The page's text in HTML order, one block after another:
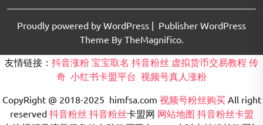
Proudly powered by WordPress | Publisher WordPress
Theme By TheMagnifico.
友情链接： 抖音涨粉 宝宝取名 抖音粉丝 虚拟货币交易教程 传
奇 小红书卡盟平台 视频号真人涨粉
CopyRight @ 2018-2025 himfsa.com 视频号粉丝购买All right
reserved 抖音粉丝 抖音粉丝卡盟网 网站地图 抖音粉丝卡盟